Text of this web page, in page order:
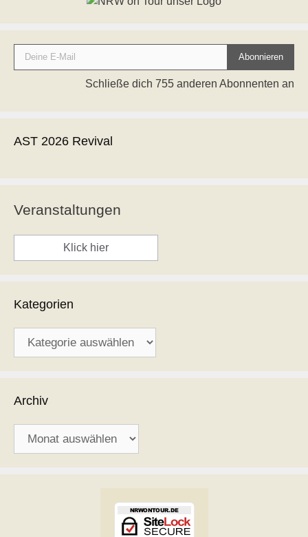
Deine E-Mail
Abonnieren
Schließe dich 755 anderen Abonnenten an
AST 2026 Revival
Veranstaltungen
Klick hier
Kategorien
Archiv